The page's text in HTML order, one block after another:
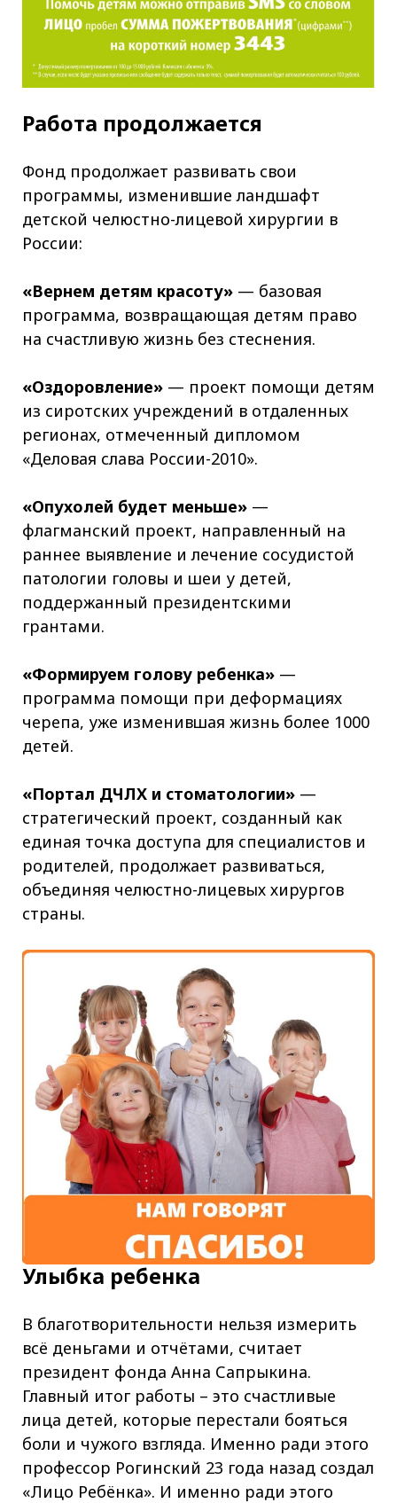
Работа продолжается
Фонд продолжает развивать свои
программы, изменившие ландшафт
детской челюстно-лицевой хирургии в
России:
«Вернем детям красоту»— базовая
программа, возвращающая детям право
на счастливую жизнь без стеснения.
«Оздоровление»— проект помощи детям
из сиротских учреждений в отдаленных
регионах, отмеченный дипломом
«Деловая слава России-2010».
«Опухолей будет меньше»—
флагманский проект, направленный на
раннее выявление и лечение сосудистой
патологии головы и шеи у детей,
поддержанный президентскими
грантами.
«Формируем голову ребенка»—
программа помощи при деформациях
черепа, уже изменившая жизнь более 1000
детей.
«Портал ДЧЛХ и стоматологии»—
стратегический проект, созданный как
единая точка доступа для специалистов и
родителей, продолжает развиваться,
объединяя челюстно-лицевых хирургов
страны.
Улыбка ребенка
В благотворительности нельзя измерить
всё деньгами и отчётами, считает
президент фонда Анна Сапрыкина.
Главный итог работы – это счастливые
лица детей, которые перестали бояться
боли и чужого взгляда. Именно ради этого
профессор Рогинский 23 года назад создал
«Лицо Ребёнка». И именно ради этого